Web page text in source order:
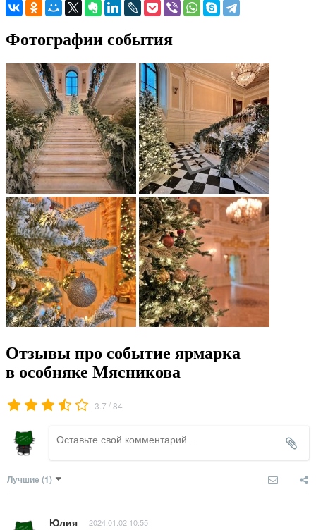
Фотографии события
Отзывы про событие ярмарка
в особняке Мясникова
3.7 /84
Лучшие (1)
Юлия 2024.01.02 10:55